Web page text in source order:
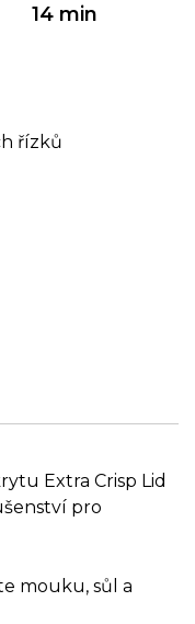
14 min
řízků
Extra Crisp Lid
pro
mouku, sůl a